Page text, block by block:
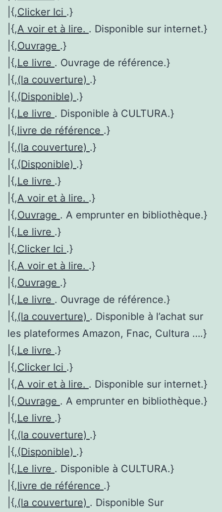
|{,Clicker Ici .}
|{,A voir et à lire. . Disponible sur internet.}
|{,Ouvrage .}
|{,Le livre . Ouvrage de référence.}
|{,(la couverture) .}
|{,(Disponible) .}
|{,Le livre . Disponible à CULTURA.}
|{,livre de référence .}
|{,(la couverture) .}
|{,(Disponible) .}
|{,Le livre .}
|{,A voir et à lire. .}
|{,Ouvrage . A emprunter en bibliothèque.}
|{,Le livre .}
|{,Clicker Ici .}
|{,A voir et à lire. .}
|{,Ouvrage .}
|{,Le livre . Ouvrage de référence.}
|{,(la couverture) . Disponible à l’achat sur
les plateformes Amazon, Fnac, Cultura ….}
|{,Le livre .}
|{,Clicker Ici .}
|{,A voir et à lire. . Disponible sur internet.}
|{,Ouvrage . A emprunter en bibliothèque.}
|{,Le livre .}
|{,(la couverture) .}
|{,(Disponible) .}
|{,Le livre . Disponible à CULTURA.}
|{,livre de référence .}
|{,(la couverture) . Disponible Sur